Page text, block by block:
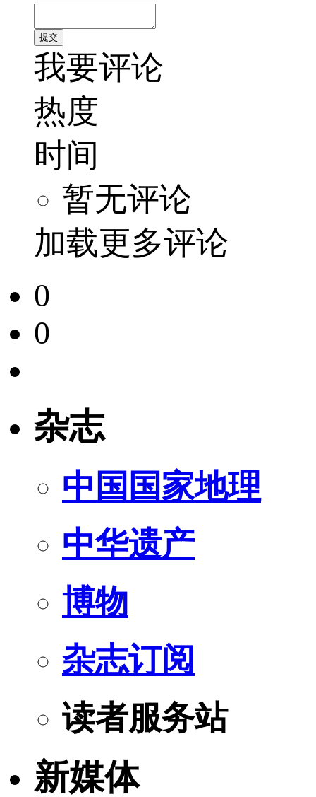
我要评论
热度
时间
暂无评论
加载更多评论
0
0
杂志
中国国家地理
中华遗产
博物
杂志订阅
读者服务站
新媒体